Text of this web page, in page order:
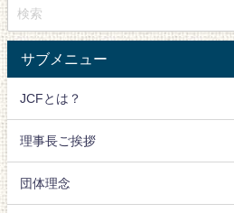
サブメニュー
JCFとは？
理事長ご挨拶
団体理念